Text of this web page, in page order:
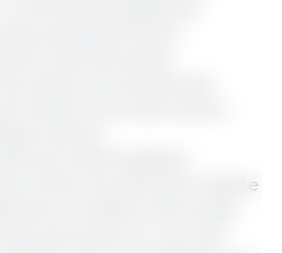
armée, pouvant être utilisée